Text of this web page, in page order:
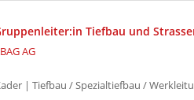
Tiefbau und
AG
| Tiefbau / Spezialtiefbau /